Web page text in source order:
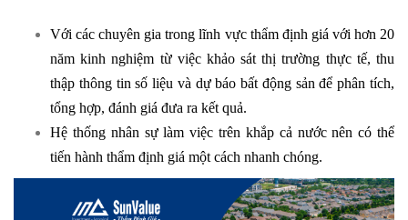
Với các chuyên gia trong lĩnh vực thẩm định giá với hơn 20
năm kinh nghiệm từ việc khảo sát thị trường thực tế, thu
thập thông tin số liệu và dự báo bất động sản để phân tích,
tổng hợp, đánh giá đưa ra kết quả.
Hệ thống nhân sự làm việc trên khắp cả nước nên có thể
tiến hành thẩm định giá một cách nhanh chóng.